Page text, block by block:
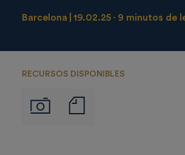
Barcelona 19.02.25 9 minutos de
RECURSOS DISPONIBLES
Imágenes
de